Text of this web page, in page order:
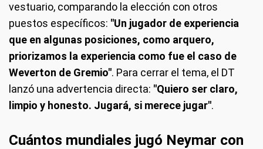
vestuario, comparando la elección con otros
puestos específicos: "Un jugador de experiencia
que en algunas posiciones, como arquero,
priorizamos la experiencia como fue el caso de
Weverton de Gremio". Para cerrar el tema, el DT
lanzó una advertencia directa: "Quiero ser claro,
limpio y honesto. Jugará, si merece jugar".
Cuántos mundiales jugó Neymar con